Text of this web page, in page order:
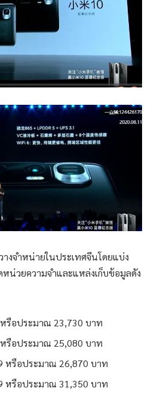
งจำหน่ายในประเทศจีนโดยแบ่ง
น่วยความจำและแหล่งเก็บข้อมูลดัง
รือประมาณ 23,730 บาท
รือประมาณ 25,080 บาท
หรือประมาณ 26,870 บาท
หรือประมาณ 31,350 บาท